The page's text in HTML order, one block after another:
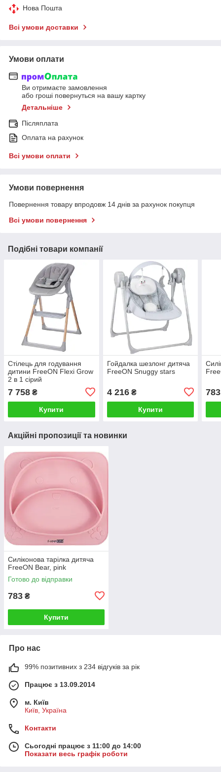
Нова Пошта
Всі умови доставки
Умови оплати
Ви отримаєте замовлення
або гроші повернуться на вашу картку
Детальніше
Післяплата
Оплата на рахунок
Всі умови оплати
Умови повернення
Повернення товару впродовж 14 днів за рахунок покупця
Всі умови повернення
Подібні товари компанії
Стілець для годування
дитини FreeON Flexi Grow
2 в 1 сірий
7 758 ₴
Купити
Гойдалка шезлонг дитяча
FreeON Snuggy stars
4 216₴
Купити
783
Акційні пропозиції та новинки
Силіконова тарілка дитяча
FreeON Bear, pink
Готово до відправки
783 ₴
Купити
Про нас
99% позитивних з 234 відгуків за рік
Працює з 13.09.2014
м. Київ
Київ, Україна
Контакти
Сьогодні працює з 11:00 до 14:00
Показати весь графік роботи